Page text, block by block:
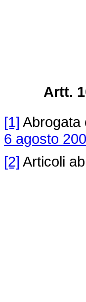
Artt.
[1] Abrogata
6 agosto
[2] Articoli